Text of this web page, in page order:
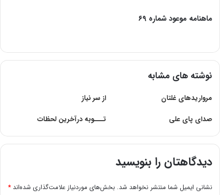
ماهنامه موعود شماره ۶۹
نوشته های مشابه
مرواریدهاى غلتان
از سر نیاز
صدای پای علی
تـــوبه درآخرین لحظات
دیدگاهتان را بنویسید
نشانی ایمیل شما منتشر نخواهد شد. بخش‌های موردنیاز علامت‌گذاری شده‌اند *